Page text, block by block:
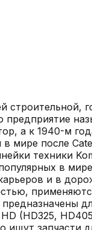
а к 1940-м
мире после
техники
в
и в
(HD325,
ищут